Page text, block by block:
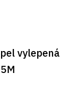
vylepená